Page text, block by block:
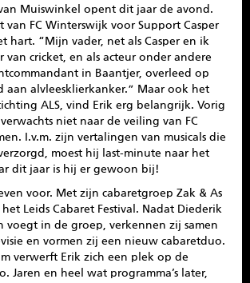
Muiswinkel opent dit jaar de avond.
van FC Winterswijk voor Support Casper
hart. “Mijn vader, net als Casper en ik
cricket, en als acteur onder andere
in Baantjer, overleed op
aan alvleesklierkanker.” Maar ook het
ALS, vind Erik erg belangrijk. Vorig
niet naar de veiling van FC
I.v.m. zijn vertalingen van musicals die
moest hij last-minute naar het
dit jaar is hij er gewoon bij!
voor. Met zijn cabaretgroep Zak & As
Leids Cabaret Festival. Nadat Diederik
voegt in de groep, verkennen zij samen
en vormen zij een nieuw cabaretduo.
verwerft Erik zich een plek op de
Jaren en heel wat programma’s later,